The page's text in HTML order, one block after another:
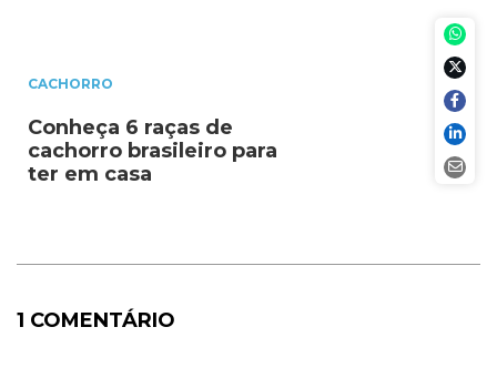
CACHORRO
Conheça 6 raças de
cachorro brasileiro para
ter em casa
1 COMENTÁRIO